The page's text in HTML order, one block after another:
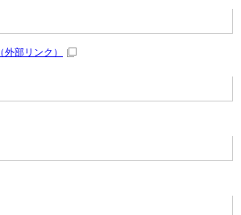
（外部リンク）